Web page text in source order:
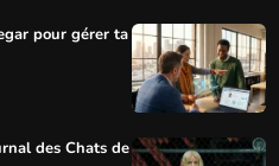
pour gérer ta
des Chats de